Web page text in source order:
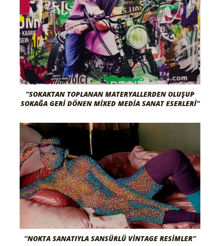
“SOKAKTAN TOPLANAN MATERYALLERDEN OLUŞUP
SOKAĞA GERI DÖNEN MIXED MEDIA SANAT ESERLERI”
“NOKTA SANATIYLA SANSÜRLÜ VINTAGE RESIMLER”